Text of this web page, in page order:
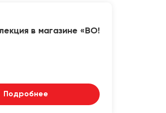
в магазине «ВО!
Подробнее